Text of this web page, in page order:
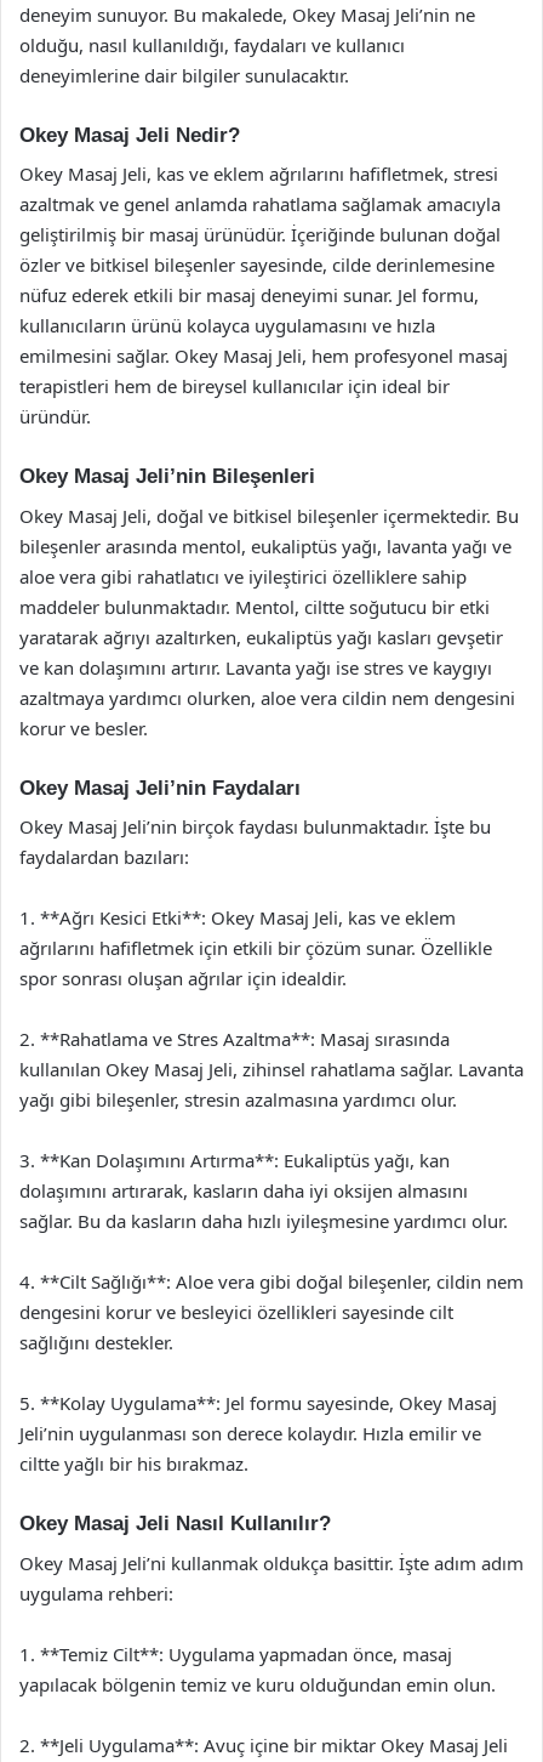
deneyim sunuyor. Bu makalede, Okey Masaj Jeli’nin ne
olduğu, nasıl kullanıldığı, faydaları ve kullanıcı
deneyimlerine dair bilgiler sunulacaktır.
Okey Masaj Jeli Nedir?
Okey Masaj Jeli, kas ve eklem ağrılarını hafifletmek, stresi
azaltmak ve genel anlamda rahatlama sağlamak amacıyla
geliştirilmiş bir masaj ürünüdür. İçeriğinde bulunan doğal
özler ve bitkisel bileşenler sayesinde, cilde derinlemesine
nüfuz ederek etkili bir masaj deneyimi sunar. Jel formu,
kullanıcıların ürünü kolayca uygulamasını ve hızla
emilmesini sağlar. Okey Masaj Jeli, hem profesyonel masaj
terapistleri hem de bireysel kullanıcılar için ideal bir
üründür.
Okey Masaj Jeli’nin Bileşenleri
Okey Masaj Jeli, doğal ve bitkisel bileşenler içermektedir. Bu
bileşenler arasında mentol, eukaliptüs yağı, lavanta yağı ve
aloe vera gibi rahatlatıcı ve iyileştirici özelliklere sahip
maddeler bulunmaktadır. Mentol, ciltte soğutucu bir etki
yaratarak ağrıyı azaltırken, eukaliptüs yağı kasları gevşetir
ve kan dolaşımını artırır. Lavanta yağı ise stres ve kaygıyı
azaltmaya yardımcı olurken, aloe vera cildin nem dengesini
korur ve besler.
Okey Masaj Jeli’nin Faydaları
Okey Masaj Jeli’nin birçok faydası bulunmaktadır. İşte bu
faydalardan bazıları:
1. **Ağrı Kesici Etki**: Okey Masaj Jeli, kas ve eklem
ağrılarını hafifletmek için etkili bir çözüm sunar. Özellikle
spor sonrası oluşan ağrılar için idealdir.
2. **Rahatlama ve Stres Azaltma**: Masaj sırasında
kullanılan Okey Masaj Jeli, zihinsel rahatlama sağlar. Lavanta
yağı gibi bileşenler, stresin azalmasına yardımcı olur.
3. **Kan Dolaşımını Artırma**: Eukaliptüs yağı, kan
dolaşımını artırarak, kasların daha iyi oksijen almasını
sağlar. Bu da kasların daha hızlı iyileşmesine yardımcı olur.
4. **Cilt Sağlığı**: Aloe vera gibi doğal bileşenler, cildin nem
dengesini korur ve besleyici özellikleri sayesinde cilt
sağlığını destekler.
5. **Kolay Uygulama**: Jel formu sayesinde, Okey Masaj
Jeli’nin uygulanması son derece kolaydır. Hızla emilir ve
ciltte yağlı bir his bırakmaz.
Okey Masaj Jeli Nasıl Kullanılır?
Okey Masaj Jeli’ni kullanmak oldukça basittir. İşte adım adım
uygulama rehberi:
1. **Temiz Cilt**: Uygulama yapmadan önce, masaj
yapılacak bölgenin temiz ve kuru olduğundan emin olun.
2. **Jeli Uygulama**: Avuç içine bir miktar Okey Masaj Jeli